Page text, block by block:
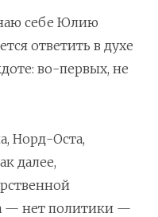
себе Юлию
ответить в духе
во-первых, не
Норд-Оста,
далее,
— нет политики —